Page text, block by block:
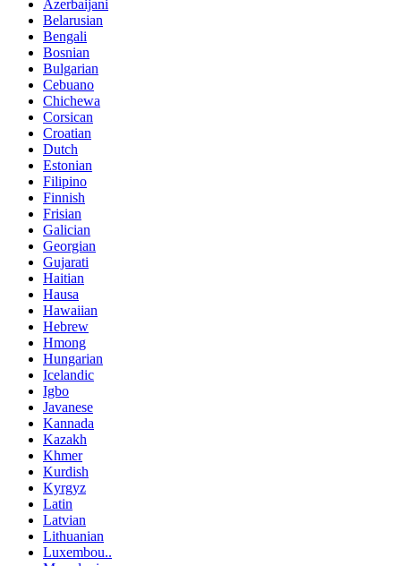
Azerbaijani
Belarusian
Bengali
Bosnian
Bulgarian
Cebuano
Chichewa
Corsican
Croatian
Dutch
Estonian
Filipino
Finnish
Frisian
Galician
Georgian
Gujarati
Haitian
Hausa
Hawaiian
Hebrew
Hmong
Hungarian
Icelandic
Igbo
Javanese
Kannada
Kazakh
Khmer
Kurdish
Kyrgyz
Latin
Latvian
Lithuanian
Luxembou..